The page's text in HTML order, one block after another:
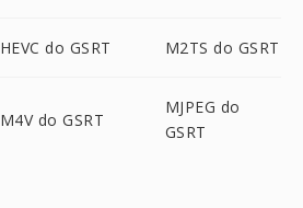
HEVC do GSRT M2TS do GSRT
M4V do GSRT
MJPEG do
GSRT